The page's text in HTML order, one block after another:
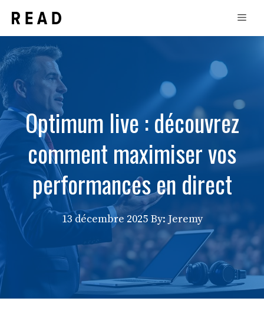
contenu
Optimum live : découvrez
comment maximiser vos
performances en direct
13 décembre 2025 By: Jeremy